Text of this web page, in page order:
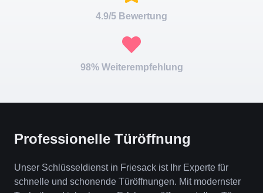
4.9/5 Bewertung
98% Weiterempfehlung
Professionelle Türöffnung
Unser Schlüsseldienst in Friesack ist Ihr Experte für
schnelle und schonende Türöffnungen. Mit modernster